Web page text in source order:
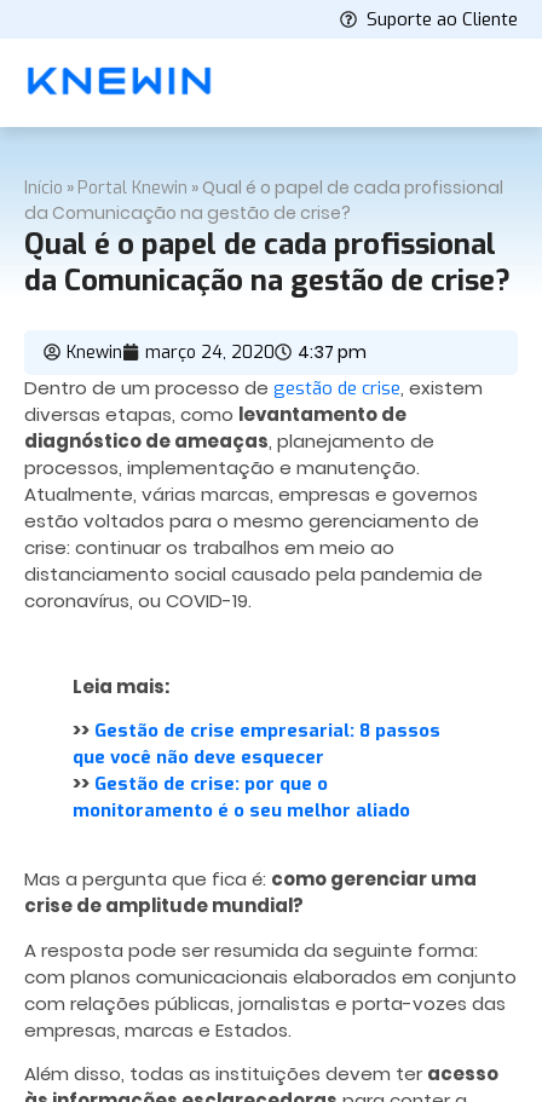
Suporte ao Cliente
Início » Portal Knewin » Qual é o papel de cada profissional
da Comunicação na gestão de crise?
Qual é o papel de cada profissional
da Comunicação na gestão de crise?
Knewin março 24, 2020 4:37 pm
Dentro de um processo de gestão de crise, existem
diversas etapas, como levantamento de
diagnóstico de ameaças, planejamento de
processos, implementação e manutenção.
Atualmente, várias marcas, empresas e governos
estão voltados para o mesmo gerenciamento de
crise: continuar os trabalhos em meio ao
distanciamento social causado pela pandemia de
coronavírus, ou COVID-19.
Leia mais:
>> Gestão de crise empresarial: 8 passos
que você não deve esquecer
>> Gestão de crise: por que o
monitoramento é o seu melhor aliado
Mas a pergunta que fica é: como gerenciar uma
crise de amplitude mundial?
A resposta pode ser resumida da seguinte forma:
com planos comunicacionais elaborados em conjunto
com relações públicas, jornalistas e porta-vozes das
empresas, marcas e Estados.
Além disso, todas as instituições devem teracesso